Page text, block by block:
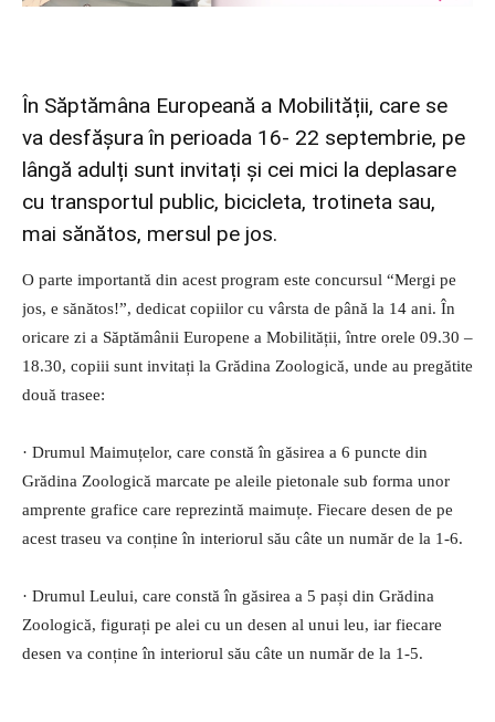
În Săptămâna Europeană a Mobilității, care se
va desfășura în perioada 16- 22 septembrie, pe
lângă adulți sunt invitați și cei mici la deplasare
cu transportul public, bicicleta, trotineta sau,
mai sănătos, mersul pe jos.
O parte importantă din acest program este concursul “Mergi pe
jos, e sănătos!”, dedicat copiilor cu vârsta de până la 14 ani. În
oricare zi a Săptămânii Europene a Mobilității, între orele 09.30 –
18.30, copiii sunt invitați la Grădina Zoologică, unde au pregătite
două trasee:
· Drumul Maimuțelor, care constă în găsirea a 6 puncte din
Grădina Zoologică marcate pe aleile pietonale sub forma unor
amprente grafice care reprezintă maimuțe. Fiecare desen de pe
acest traseu va conține în interiorul său câte un număr de la 1-6.
· Drumul Leului, care constă în găsirea a 5 pași din Grădina
Zoologică, figurați pe alei cu un desen al unui leu, iar fiecare
desen va conține în interiorul său câte un număr de la 1-5.